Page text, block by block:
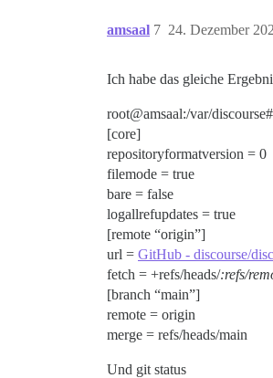
amsaal 24. Dezember
7
Ich habe das gleiche
root@amsaal:/var/
[core]
repositoryformatversion = 0
filemode = true
bare = false
logallrefupdates = true
[remote “origin”]
url = GitHub - discourse/
fetch = +refs/heads/:refs/
[branch “main”]
remote = origin
merge = refs/heads/main
Und git status